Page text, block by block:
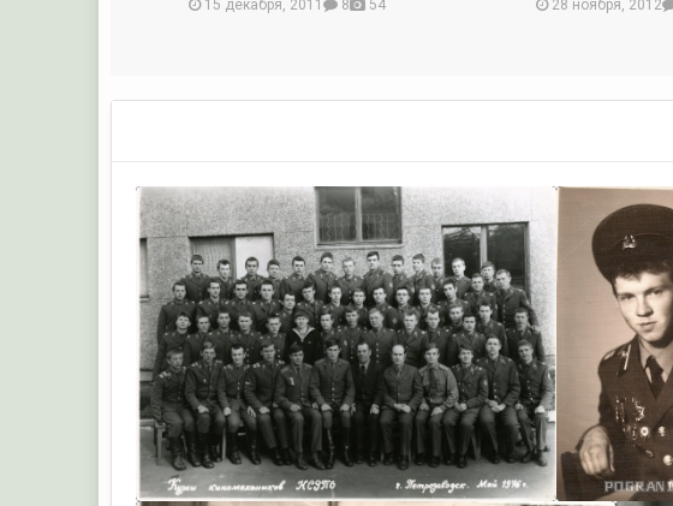
15 декабря, 2011 8 54 28 ноября, 2012
ДодНик
Володя
Анисимов